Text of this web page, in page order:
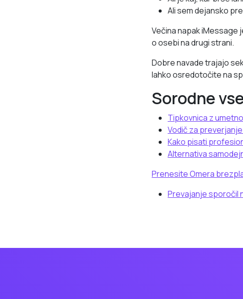
Ali sem dejansko
Večina napak iMessage
o osebi na drugi strani.
Dobre navade trajajo
lahko osredotočite na
Sorodne
Tipkovnica z
Vodič za
Kako pisati
Alternativa
Prenesite Omera
Prevajanje sporočil